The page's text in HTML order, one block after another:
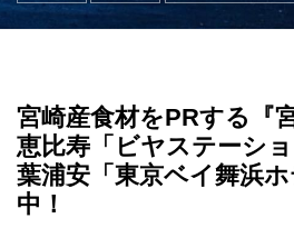
宮崎産食材をPRする『
恵比寿「ビヤステーシ
葉浦安「東京ベイ舞浜
中！